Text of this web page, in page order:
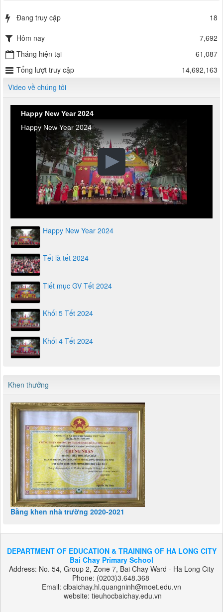
Đang truy cập 18
Hôm nay
7,692
Tháng hiện tại
61,087
Tổng lượt truy cập
14,692,163
Video về chúng tôi
Happy New Year 2024
Happy New Year 2024
Happy New Year 2024
Tết là tết 2024
Tiết mục GV Tết 2024
Khối 5 Tết 2024
Khối 4 Tết 2024
Khen thưởng
Bằng khen nhà trường 2020-2021
DEPARTMENT OF EDUCATION & TRAINING OF HA LONG CITY
Bai Chay Primary School
Address: No. 54, Group 2, Zone 7, Bai Chay Ward - Ha Long City
Phone: (0203)3.648.368
Email: clbaichay.hl.quangninh@moet.edu.vn
website: tieuhocbaichay.edu.vn